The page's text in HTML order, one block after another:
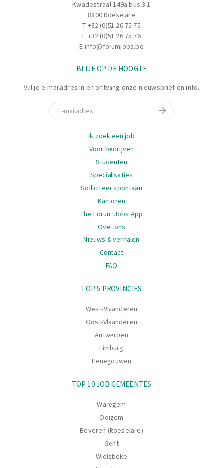
Kwadestraat 149a bus 3.1
8800 Roeselare
T +32 (0)51 26 75 75
F +32 (0)51 26 75 76
E info@forumjobs.be
BLIJF OP DE HOOGTE
Vul je e-mailadres in en ontvang onze nieuwsbrief en info.
E-mail
Ik zoek een job
Voor bedrijven
Studenten
Specialisaties
Solliciteer spontaan
Kantoren
The Forum Jobs App
Over ons
Nieuws & verhalen
Contact
FAQ
TOP 5 PROVINCIES
West-Vlaanderen
Oost-Vlaanderen
Antwerpen
Limburg
Henegouwen
TOP 10 JOB GEMEENTES
Waregem
Ooigem
Beveren (Roeselare)
Gent
Wielsbeke